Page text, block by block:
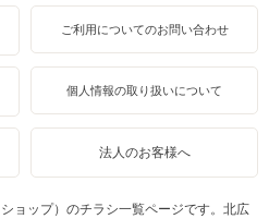
ご利用についてのお問い合わせ
個人情報の取り扱いについて
法人のお客様へ
ョップ）のチラシ一覧ページです。北広